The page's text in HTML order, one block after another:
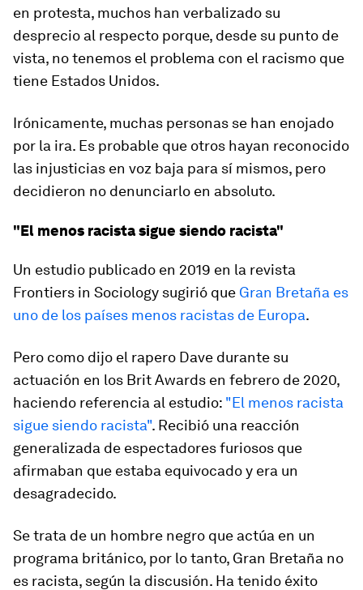
en protesta, muchos han verbalizado su
desprecio al respecto porque, desde su punto de
vista, no tenemos el problema con el racismo que
tiene Estados Unidos.
Irónicamente, muchas personas se han enojado
por la ira. Es probable que otros hayan reconocido
las injusticias en voz baja para sí mismos, pero
decidieron no denunciarlo en absoluto.
"El menos racista sigue siendo racista"
Un estudio publicado en 2019 en la revista
Frontiers in Sociology sugirió que Gran Bretaña es
uno de los países menos racistas de Europa.
Pero como dijo el rapero Dave durante su
actuación en los Brit Awards en febrero de 2020,
haciendo referencia al estudio: "El menos racista
sigue siendo racista". Recibió una reacción
generalizada de espectadores furiosos que
afirmaban que estaba equivocado y era un
desagradecido.
Se trata de un hombre negro que actúa en un
programa británico, por lo tanto, Gran Bretaña no
es racista, según la discusión. Ha tenido éxito